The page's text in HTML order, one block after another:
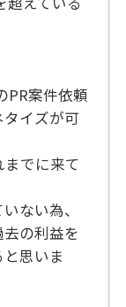
PR案件依頼
イズが可
までに来て
ない為、
の利益を
思いま